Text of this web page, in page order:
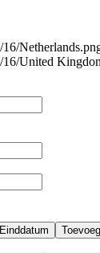
Einddatum